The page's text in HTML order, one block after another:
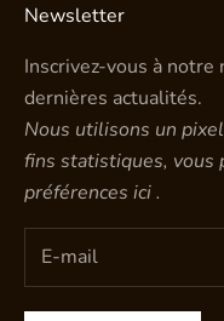
Newsletter
Inscrivez-vous à
dernières actualités.
Nous utilisons un
fins statistiques, vous
préférences ici.